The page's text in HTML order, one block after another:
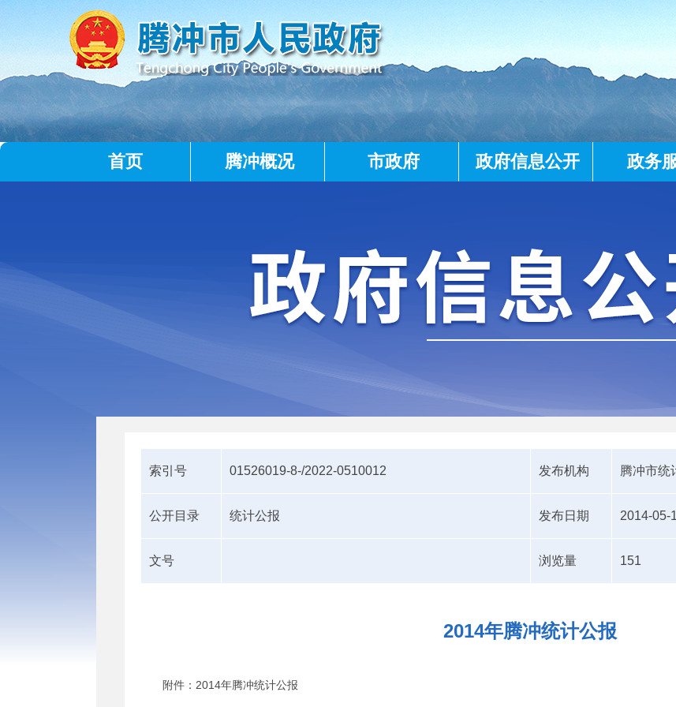
首页 腾冲概况 市政府 政府信息公开 政务
索引号 01526019-8-/2022-0510012 发布机构 腾冲市统
公开目录 统计公报 发布日期 2014-05-
文号 浏览量 151
2014年腾冲统计公报
附件：2014年腾冲统计公报